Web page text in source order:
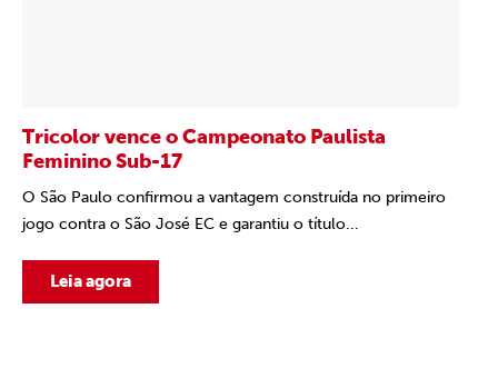
Tricolor vence o Campeonato Paulista
Feminino Sub-17
O São Paulo confirmou a vantagem construída no primeiro
jogo contra o São José EC e garantiu o título...
Leia agora